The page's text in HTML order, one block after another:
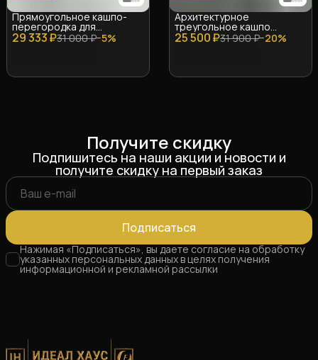
29 333 ₽31 000 ₽−5%
Прямоугольное кашпо-
перегородка для
зонирования
(Стеклопластик, цвет на
25 500 ₽31 900 ₽−20%
Архитектурное
треугольное кашпо
«Призма» (Стеклопластик,
цвет на выбор)
Получите скидку
Подпишитесь на наши акции и новости и
получите скидку на первый заказ
Подписаться
Нажимая «Подписаться», вы даете согласие на обработку
указанных персональных данных в целях получения
информационной и рекламной рассылки